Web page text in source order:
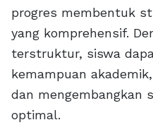
progres membentuk
yang komprehensif.
terstruktur, siswa
kemampuan
dan mengembangkan
optimal.